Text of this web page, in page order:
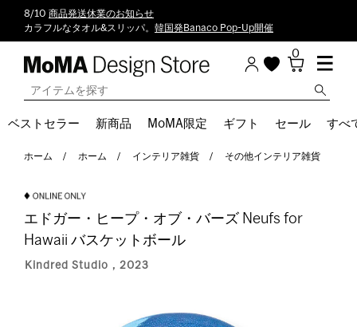
8/10 商品発送休業のお知らせ
カラフルなタオル&スリッパ。 韓国発Banaco Pop-Up開催
0
ベストセラー 新商品 MoMA限定 ギフト セール すべ
ホーム ホーム インテリア雑貨 その他インテリア雑貨
エドガー・ヒープ・オブ・バーズ Neufs for
Hawaii バスケットボール
Kindred Studio，2023